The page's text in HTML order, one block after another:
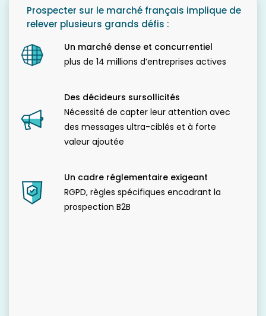
Prospecter sur le marché français implique de
relever plusieurs grands défis :
Un marché dense et concurrentiel
plus de 14 millions d’entreprises actives
Des décideurs sursollicités
Nécessité de capter leur attention avec
des messages ultra-ciblés et à forte
valeur ajoutée
Un cadre réglementaire exigeant
RGPD, règles spécifiques encadrant la
prospection B2B